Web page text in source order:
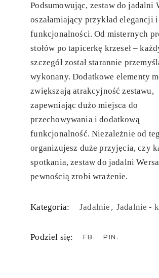
Podsumowując, zestaw do jadalni
oszałamiający przykład elegancji i
funkcjonalności. Od misternych
stołów po tapicerkę krzeseł –
szczegół został starannie
wykonany. Dodatkowe elementy
zwiększają atrakcyjność zestawu,
zapewniając dużo miejsca do
przechowywania i dodatkową
funkcjonalność. Niezależnie od
organizujesz duże przyjęcia, czy
spotkania, zestaw do jadalni
pewnością zrobi wrażenie.
Kategoria: Jadalnie Jadalnie -
Podziel się: FB PIN